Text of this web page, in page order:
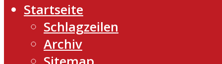
Startseite
Schlagzeilen
Archiv